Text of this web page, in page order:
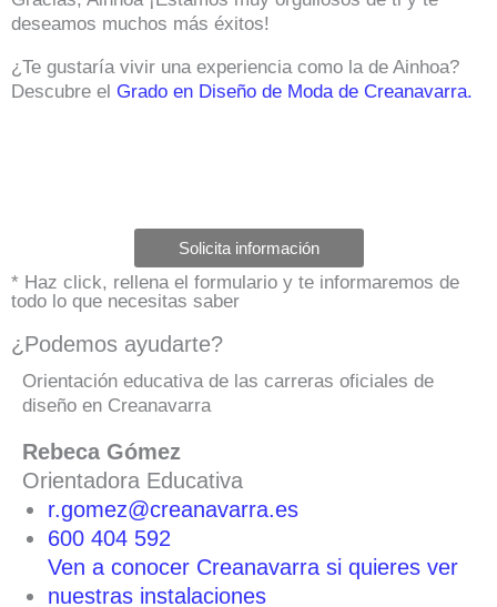
deseamos muchos más éxitos!
¿Te gustaría vivir una experiencia como la de Ainhoa?
Descubre el Grado en Diseño de Moda de Creanavarra.
Solicita información
* Haz click, rellena el formulario y te informaremos de
todo lo que necesitas saber
¿Podemos ayudarte?
Orientación educativa de las carreras oficiales de
diseño en Creanavarra
Rebeca Gómez
Orientadora Educativa
r.gomez@creanavarra.es
600 404 592
Ven a conocer Creanavarra si quieres ver
nuestras instalaciones